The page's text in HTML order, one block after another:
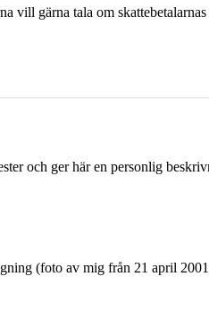
vill gärna tala om
och ger här en personlig
(foto av mig från 21 april